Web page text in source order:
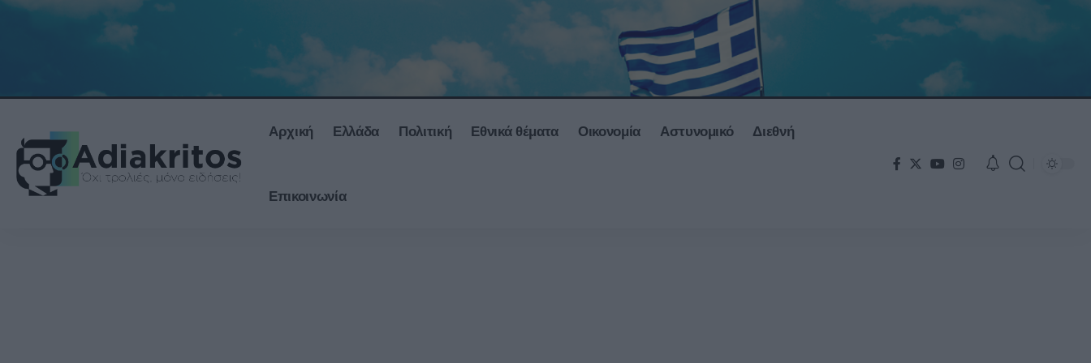
Αρχική Ελλάδα Πολιτική Εθνικά θέματα Οικονομία Αστυνομικό Διεθνή
Επικοινωνία